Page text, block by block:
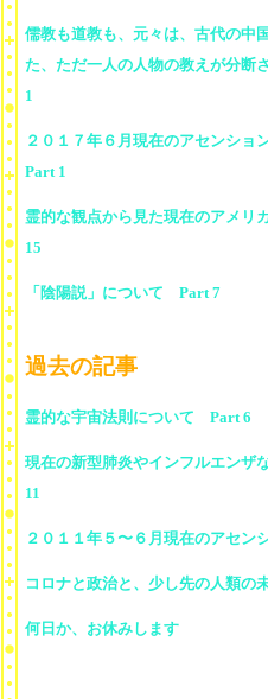
儒教も道教も、元々は、古代の中
た、ただ一人の人物の教えが分
1
２０１７年６月現在のアセンシ
Part 1
霊的な観点から見た現在のアメ
15
「陰陽説」について Part 7
過去の記事
霊的な宇宙法則について Part 6
現在の新型肺炎やインフルエン
11
２０１１年５〜６月現在のアセ
コロナと政治と、少し先の人類
何日か、お休みします